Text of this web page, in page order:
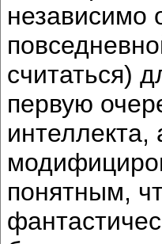
независимо
считаться)
первую
интеллекта,
понятным,